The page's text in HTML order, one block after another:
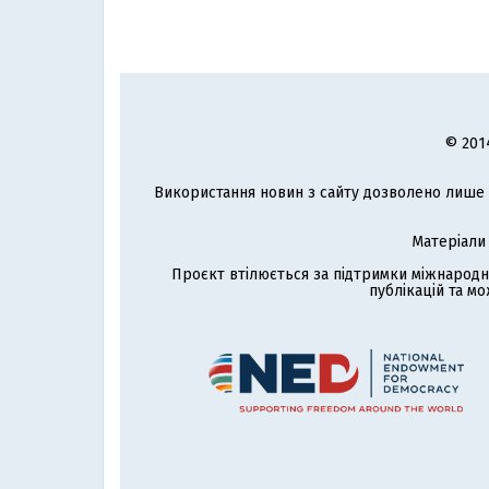
©
Використання новин з сайту дозволено
Проєкт втілюється за підтримки
публікацій та